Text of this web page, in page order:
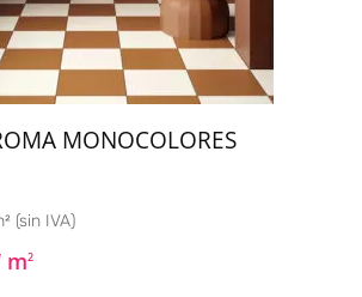
MONOCOLORES
(sin IVA)
m2